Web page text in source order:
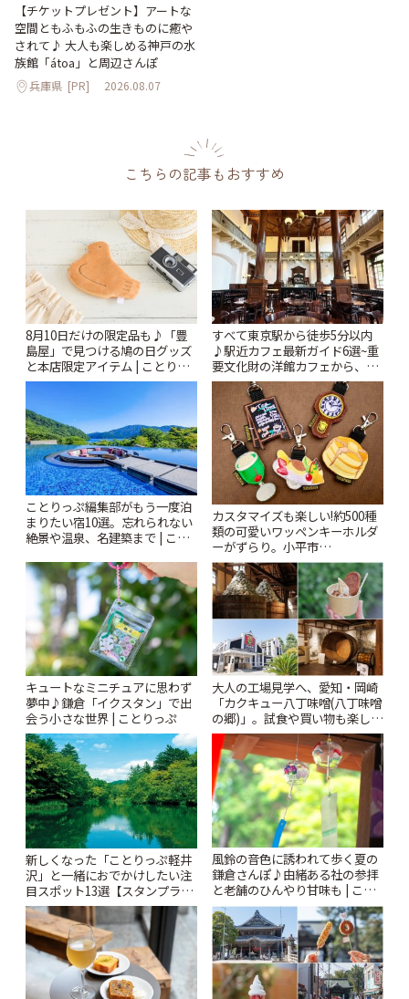
【チケットプレゼント】アートな
空間ともふもふの生きものに癒や
されて♪ 大人も楽しめる神戸の水
族館「átoa」と周辺さんぽ
兵庫県 [PR] 2026.08.07
こちらの記事もおすすめ
8月10日だけの限定品も♪「豊
島屋」で見つける鳩の日グッズ
と本店限定アイテム | ことりっ
ぷ
すべて東京駅から徒歩5分以内
♪駅近カフェ最新ガイド6選~重
要文化財の洋館カフェから、改
札すぐのレトロ喫茶まで~ | こと
りっぷ
ことりっぷ編集部がもう一度泊
まりたい宿10選。忘れられない
絶景や温泉、名建築まで | こと
カスタマイズも楽しい!約500種
類の可愛いワッペンキーホルダ
ーがずらり。小平市
「Kimamaya T&K」 | ことりっ
ぷ
キュートなミニチュアに思わず
夢中♪鎌倉「イクスタン」で出
会う小さな世界 | ことりっぷ
大人の工場見学へ、愛知・岡崎
「カクキュー八丁味噌(八丁味噌
の郷)」。試食や買い物も楽しみ
♪ | ことりっぷ
新しくなった「ことりっぷ軽井
沢」と一緒におでかけしたい注
目スポット13選【スタンプラリ
ー開催中】 | ことりっぷ
風鈴の音色に誘われて歩く夏の
鎌倉さんぽ♪由緒ある社の参拝
と老舗のひんやり甘味も | こと
りっぷ